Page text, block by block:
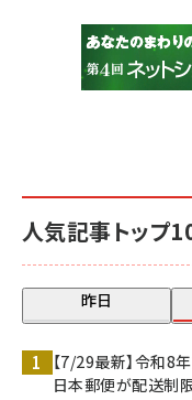
人気記事トップ
昨日
【7/29最新】令和8
日本郵便が配送制